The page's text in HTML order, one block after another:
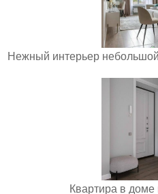
Нежный интерьер
Квартира в доме